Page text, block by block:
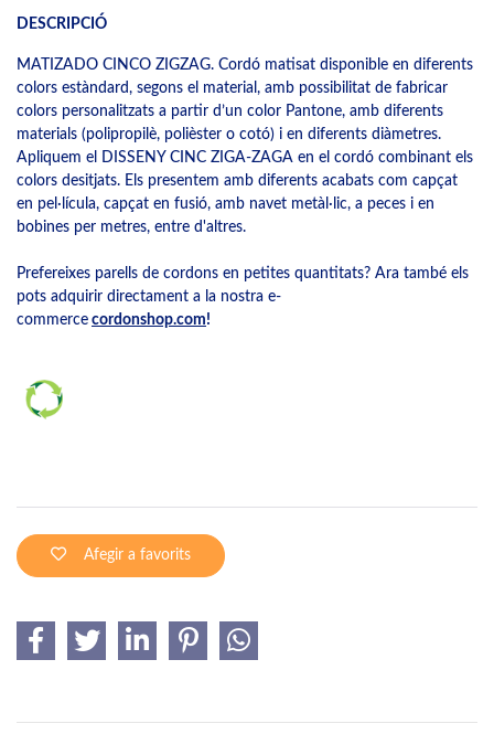
DESCRIPCIÓ
MATIZADO CINCO ZIGZAG. Cordó matisat disponible en diferents
colors estàndard, segons el material, amb possibilitat de fabricar
colors personalitzats a partir d’un color Pantone, amb diferents
materials (polipropilè, polièster o cotó) i en diferents diàmetres.
Apliquem el DISSENY CINC ZIGA-ZAGA en el cordó combinant els
colors desitjats. Els presentem amb diferents acabats com capçat
en pel·lícula, capçat en fusió, amb navet metàl·lic, a peces i en
bobines per metres, entre d'altres.
Prefereixes parells de cordons en petites quantitats? Ara també els
pots adquirir directament a la nostra e-
commerce cordonshop.com!
Afegir a favorits